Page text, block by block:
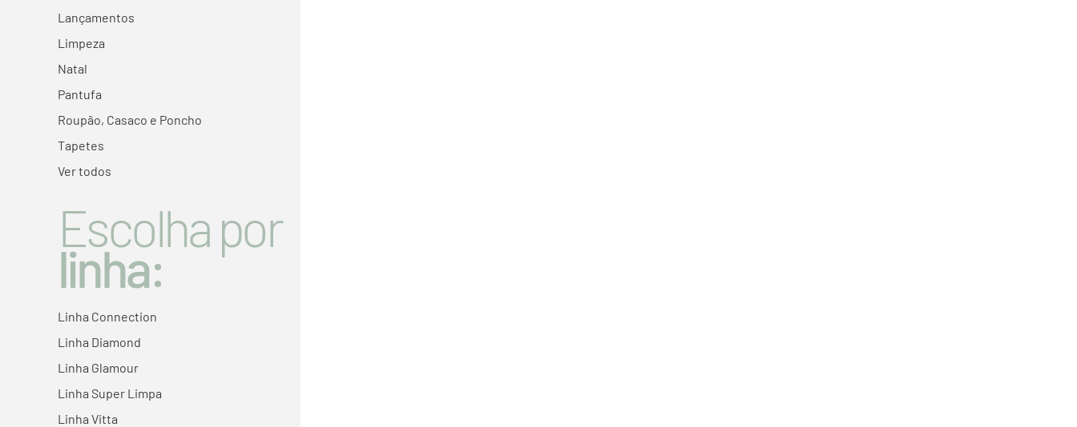
Lançamentos
Limpeza
Natal
Pantufa
Roupão, Casaco e Poncho
Tapetes
Ver todos
Escolha por
linha:
Linha Connection
Linha Diamond
Linha Glamour
Linha Super Limpa
Linha Vitta